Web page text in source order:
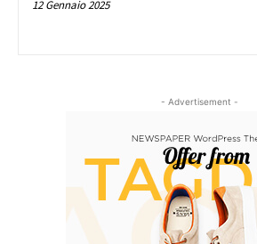
12 Gennaio 2025
- Advertisement -